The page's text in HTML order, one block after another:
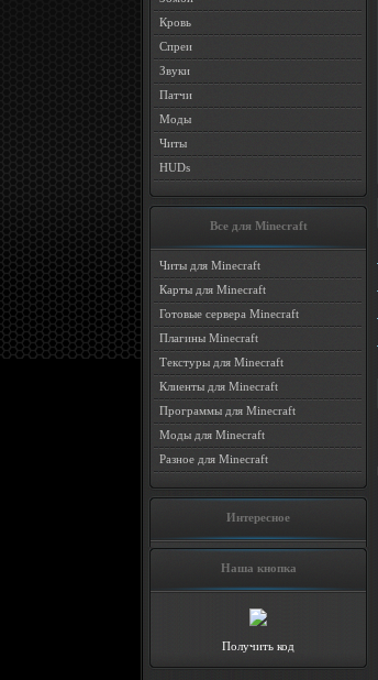
Кровь
Спреи
Звуки
Патчи
Моды
Читы
HUDs
Все для Minecraft
Читы для Minecraft
Карты для Minecraft
Готовые сервера Minecraft
Плагины Minecraft
Текстуры для Minecraft
Клиенты для Minecraft
Программы для Minecraft
Моды для Minecraft
Разное для Minecraft
Интересное
Наша кнопка
Получить код